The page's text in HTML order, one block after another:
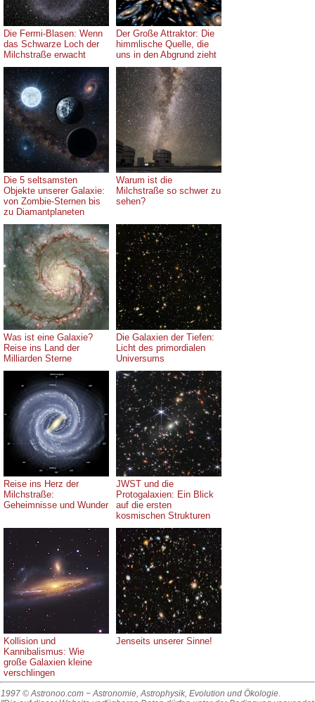
Die Fermi-Blasen: Wenn
das Schwarze Loch der
Milchstraße erwacht
Der Große Attraktor: Die
himmlische Quelle, die
uns in den Abgrund zieht
Die 5 seltsamsten
Objekte unserer Galaxie:
von Zombie-Sternen bis
zu Diamantplaneten
Warum ist die
Milchstraße so schwer zu
sehen?
Was ist eine Galaxie?
Reise ins Land der
Milliarden Sterne
Die Galaxien der Tiefen:
Licht des primordialen
Universums
Reise ins Herz der
Milchstraße:
Geheimnisse und Wunder
JWST und die
Protogalaxien: Ein Blick
auf die ersten
kosmischen Strukturen
Kollision und
Kannibalismus: Wie
große Galaxien kleine
verschlingen
Jenseits unserer Sinne!
1997 © Astronoo.com − Astronomie, Astrophysik, Evolution und Ökologie.